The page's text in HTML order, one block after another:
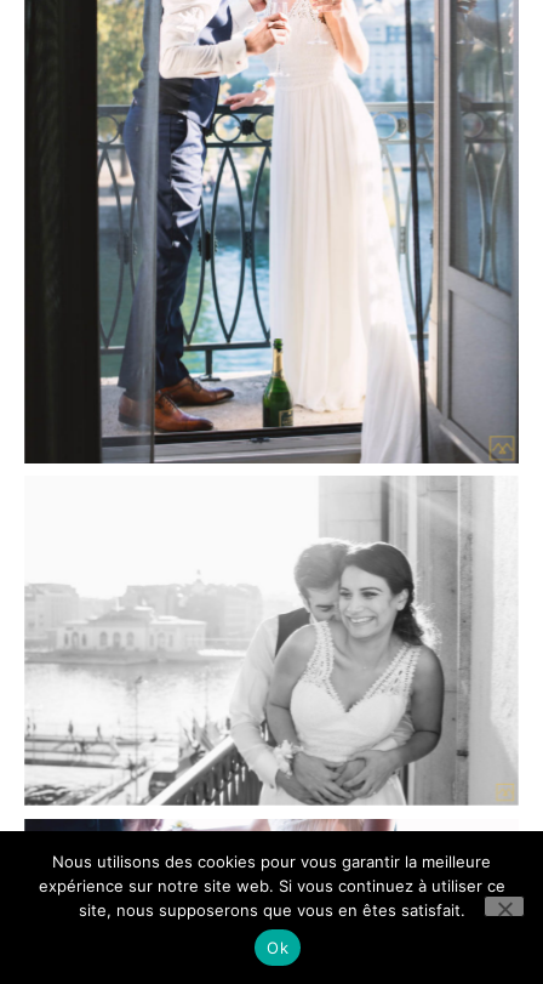
Nous utilisons des cookies pour vous garantir la meilleure
expérience sur notre site web. Si vous continuez à utiliser ce
site, nous supposerons que vous en êtes satisfait.
Ok